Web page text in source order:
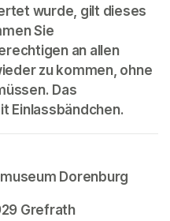
wurde, gilt dieses
Sie
an allen
zu kommen, ohne
Das
Einlassbändchen.
Dorenburg
Grefrath